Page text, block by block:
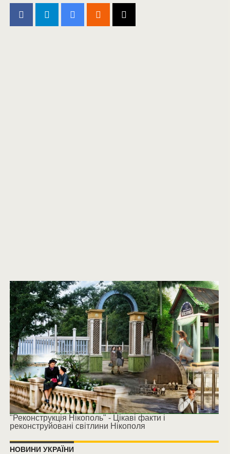
"Реконструкція Нікополь" - Цікаві факти і
реконструйовані світлини Нікополя
НОВИНИ УКРАЇНИ